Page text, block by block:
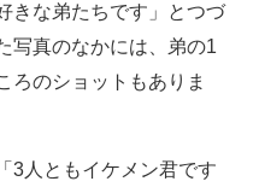
きな弟たちです」とつづ
写真のなかには、弟の1
ろのショットもありま
3人ともイケメン君です